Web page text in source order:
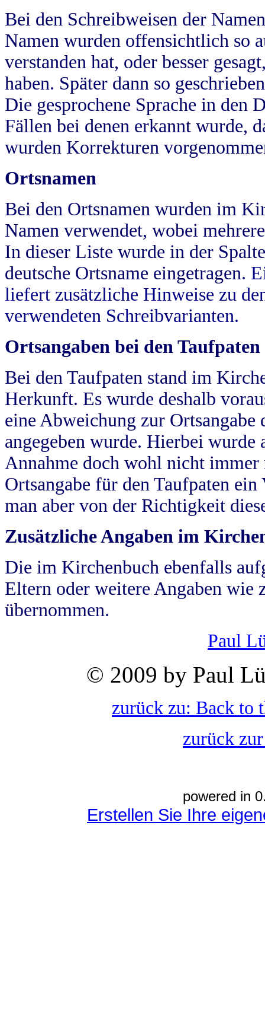
Bei den Schreibweisen der
Namen wurden offensichtlich so
verstanden hat, oder besser
haben. Später dann so
Die gesprochene Sprache in
Fällen bei denen erkannt wurde,
wurden Korrekturen
Ortsnamen
Bei den Ortsnamen wurden im
Namen verwendet, wobei
In dieser Liste wurde in der
deutsche Ortsname eingetragen.
liefert zusätzliche Hinweise zu
verwendeten Schreibvarianten.
Ortsangaben bei den Taufpaten
Bei den Taufpaten stand im
Herkunft. Es wurde deshalb
eine Abweichung zur
angegeben wurde. Hierbei wurde
Annahme doch wohl nicht
Ortsangabe für den Taufpaten
man aber von der Richtigkeit
Zusätzliche Angaben im
Die im Kirchenbuch ebenfalls
Eltern oder weitere Angaben wie
übernommen.
Paul
© 2009 by Paul
zurück zu: Back to
zurück
powered in
Erstellen Sie Ihre